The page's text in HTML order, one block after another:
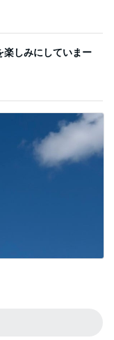
楽しみにしていまー